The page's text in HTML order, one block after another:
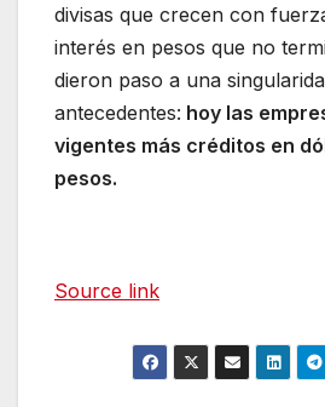
divisas que crecen con
interés en pesos que no
dieron paso a una
antecedentes: hoy las
vigentes más créditos en
pesos.
Source link